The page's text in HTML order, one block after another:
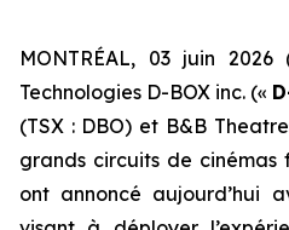
MONTRÉAL, 03 juin 2026
Technologies D-BOX inc. («
(TSX : DBO) et B&B
grands circuits de cinémas
ont annoncé aujourd’hui